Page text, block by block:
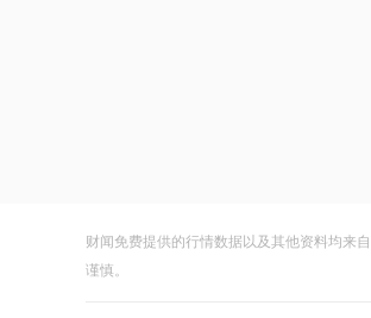
财闻免费提供的行情数据以及其他资料均来
谨慎。